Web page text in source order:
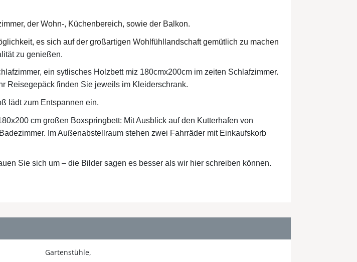
der Wohn-, Küchenbereich, sowie der Balkon.
es sich auf der großartigen Wohlfühllandschaft gemütlich zu machen
zu genießen.
ein sytlisches Holzbett miz 180cmx200cm im zeiten Schlafzimmer.
Reisegepäck finden Sie jeweils im Kleiderschrank.
lädt zum Entspannen ein.
cm großen Boxspringbett: Mit Ausblick auf den Kutterhafen von
Im Außenabstellraum stehen zwei Fahrräder mit Einkaufskorb
Sie sich um – die Bilder sagen es besser als wir hier schreiben können.
Gartenstühle